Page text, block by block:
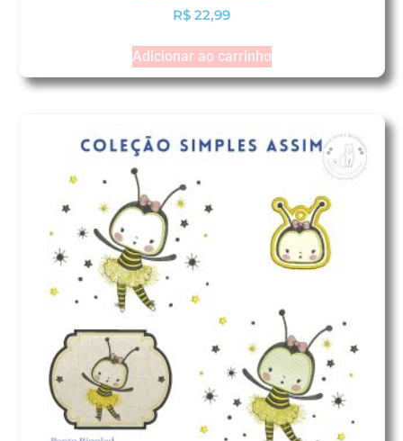
R$ 22,99
Adicionar ao carrinho